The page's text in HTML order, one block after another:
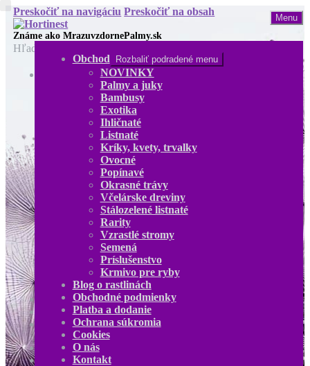
Preskočiť na navigáciu Preskočiť na obsah
Hľadať:
Menu
NOVINKY
Palmy a juky
Bambusy
Exotika
Ihličnaté
Listnaté
Kríky, kvety, trvalky
Ovocné
Popínavé
Okrasné trávy
Včelárske dreviny
Stálozelené listnaté
Rarity
Vzrastlé stromy
Semená
Príslušenstvo
Krmivo pre ryby
Blog o rastlinách
O nás
Kontakt
Obchod Rozbaliť podradené menu
NOVINKY
Palmy a juky
Bambusy
Exotika
Ihličnaté
Listnaté
Kríky, kvety, trvalky
Ovocné
Popínavé
Okrasné trávy
Včelárske dreviny
Stálozelené listnaté
Rarity
Vzrastlé stromy
Semená
Príslušenstvo
Krmivo pre ryby
Blog o rastlinách
Obchodné podmienky
Platba a dodanie
Ochrana súkromia
Cookies
O nás
Kontakt
€ 0 produktov